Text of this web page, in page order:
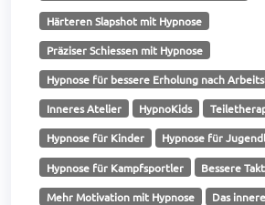
Härteren Slapshot mit Hypnose
Präziser Schiessen mit Hypnose
Hypnose für bessere Erholung nach
Inneres Atelier HypnoKids
Hypnose für Kinder Hypnose für
Hypnose für Kampfsportler Bessere
Mehr Motivation mit Hypnose Das